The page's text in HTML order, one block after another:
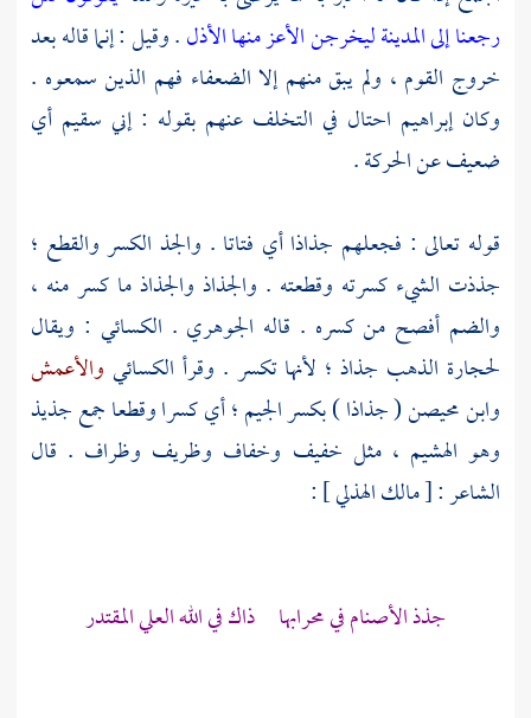
رجعنا إلى المدينة ليخرجن الأعز منها الأذل. وقيل : إنما قاله بعد
خروج القوم ، ولم يبق منهم إلا الضعفاء فهم الذين سمعوه .
وكانإبراهيم احتال في التخلف عنهم بقوله : إني سقيم أي
ضعيف عن الحركة .
قوله تعالى : فجعلهم جذاذا أي فتاتا . والجذ الكسر والقطع ؛
جذذت الشيء كسرته وقطعته . والجذاذ والجذاذ ما كسر منه ،
والضم أفصح من كسره . قاله الجوهري . الكسائي : ويقال
لحجارة الذهب جذاذ ؛ لأنها تكسر . وقرأ الكسائي والأعمش
وابن محيصن( جذاذا ) بكسر الجيم ؛ أي كسرا وقطعا جمع جذيذ
وهو الهشيم ، مثل خفيف وخفاف وظريف وظراف . قال
الشاعر : [مالك الهذلي] :
جذذ الأصنام في محرابها ذاك في الله العلي المقتدر